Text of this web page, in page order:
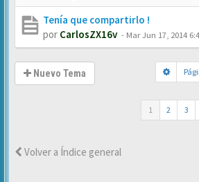
Tenía que compartirlo !
por CarlosZX16v - Mar Jun 17, 2014
Nuevo Tema
1 2 3
Volver a Índice general